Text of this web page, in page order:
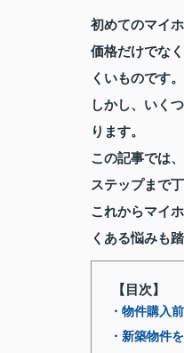
初めてのマイ
価格だけでな
くいものです。
しかし、いく
ります。
この記事では
ステップまで
これからマイ
くある悩みも
【目次】
・物件購入
・新築物件